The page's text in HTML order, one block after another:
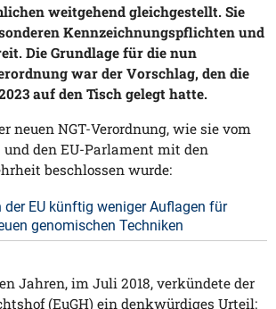
weitgehend gleichgestellt. Sie
Kennzeichnungspflichten und
Die Grundlage für die nun
war der Vorschlag, den die
auf den Tisch gelegt hatte.
neuen NGT-Verordnung, wie sie vom
und den EU-Parlament mit den
beschlossen wurde:
der EU künftig weniger Auflagen für
genomischen Techniken
Jahren, im Juli 2018, verkündete der
(EuGH) ein denkwürdiges Urteil: